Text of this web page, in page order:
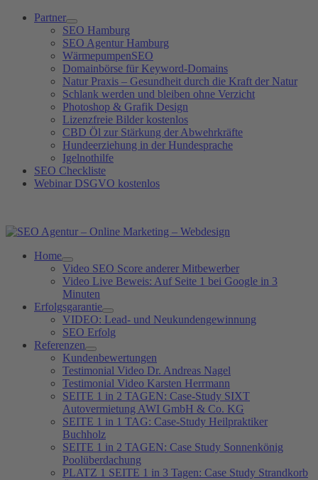
Zum
Partner
SEO Hamburg
SEO Agentur Hamburg
WärmepumpenSEO
Domainbörse für Keyword-Domains
Natur Praxis – Gesundheit durch die Kraft der Natur
Schlank werden und bleiben ohne Verzicht
Photoshop & Grafik Design
Lizenzfreie Bilder kostenlos
CBD Öl zur Stärkung der Abwehrkräfte
Hundeerziehung in der Hundesprache
Igelnothilfe
SEO Checkliste
Webinar DSGVO kostenlos
Home
Video SEO Score anderer Mitbewerber
Video Live Beweis: Auf Seite 1 bei Google in 3
Minuten
Erfolgsgarantie
VIDEO: Lead- und Neukundengewinnung
SEO Erfolg
Referenzen
Kundenbewertungen
Testimonial Video Dr. Andreas Nagel
Testimonial Video Karsten Herrmann
SEITE 1 in 2 TAGEN: Case-Study SIXT
Autovermietung AWI GmbH & Co. KG
SEITE 1 in 1 TAG: Case-Study Heilpraktiker
Buchholz
SEITE 1 in 2 TAGEN: Case Study Sonnenkönig
Poolüberdachung
PLATZ 1 SEITE 1 in 3 Tagen: Case Study Strandkorb